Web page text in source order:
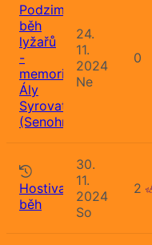
Podzimní
běh
lyžařů
-
memoriál
Ály
Syrovatského
(Senohraby)
24.
11.
2024
Ne
0
Hostivařský
běh
30.
11.
2024
So
2